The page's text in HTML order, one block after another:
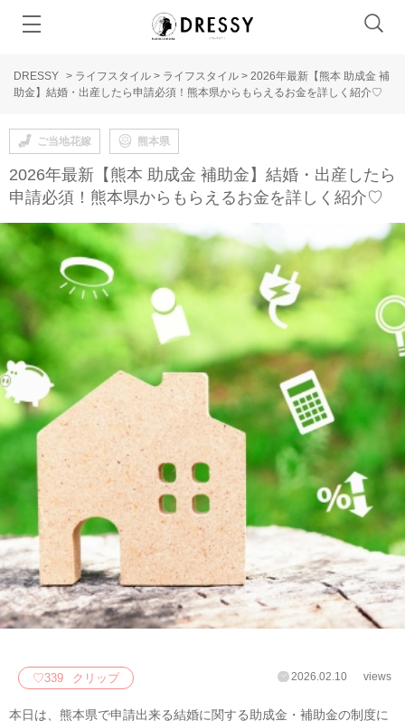
DRESSY > ライフスタイル > ライフスタイル > 2026年最新【熊本 助成金 補
助金】結婚・出産したら申請必須！熊本県からもらえるお金を詳しく紹介♡
ご当地花嫁 熊本県
2026年最新【熊本 助成金 補助金】結婚・出産したら
申請必須！熊本県からもらえるお金を詳しく紹介♡
♡339 クリップ 2026.02.10 views
本日は、熊本県で申請出来る結婚に関する助成金・補助金の制度に